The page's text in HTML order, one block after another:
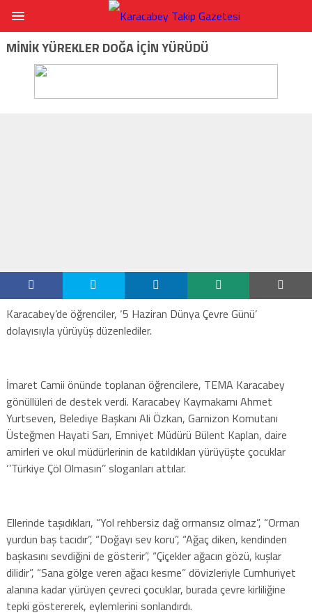
MINIK YÜREKLER DOĞA IÇIN YÜRÜDÜ
Karacabey’de öğrenciler, ‘5 Haziran Dünya Çevre Günü’
dolayısıyla yürüyüş düzenlediler.
İmaret Camii önünde toplanan öğrencilere, TEMA Karacabey
gönüllüleri de destek verdi. Karacabey Kaymakamı Ahmet
Yurtseven, Belediye Başkanı Ali Özkan, Garnizon Komutanı
Üsteğmen Hayati Sarı, Emniyet Müdürü Bülent Kaplan, daire
amirleri ve okul müdürlerinin de katıldıkları yürüyüşte çocuklar
‘’Türkiye Çöl Olmasın’’ sloganları attılar.
Ellerinde taşıdıkları, “Yol rehbersiz dağ ormansız olmaz”, “Orman
yurdun baş tacıdır”, “Doğayı sev koru”, “Ağaç diken, kendinden
başkasını sevdiğini de gösterir”, “Çiçekler ağacın gözü, kuşlar
dilidir”, “Sana gölge veren ağacı kesme” dövizleriyle Cumhuriyet
alanına kadar yürüyen çevreci çocuklar, burada çevre kirliliğine
tepki göstererek, eylemlerini sonlandırdı.